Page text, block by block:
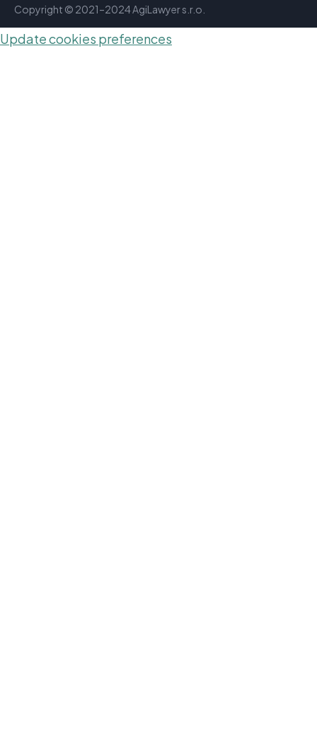
Copyright © 2021–2024 AgiLawyer s.r.o.
Update cookies preferences